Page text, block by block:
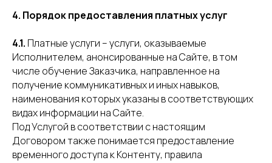
4. Порядок предоставления платных услуг
4.1. Платные услуги – услуги, оказываемые
Исполнителем, анонсированные на Сайте, в том
числе обучение Заказчика, направленное на
получение коммуникативных и иных навыков,
наименования которых указаны в соответствующих
видах информации на Сайте.
Под Услугой в соответствии с настоящим
Договором также понимается предоставление
временного доступа к Контенту, правила